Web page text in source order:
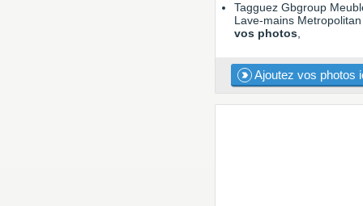
Tagguez Gbgroup
Lave-mains
vos photos,
Ajoutez vos photos